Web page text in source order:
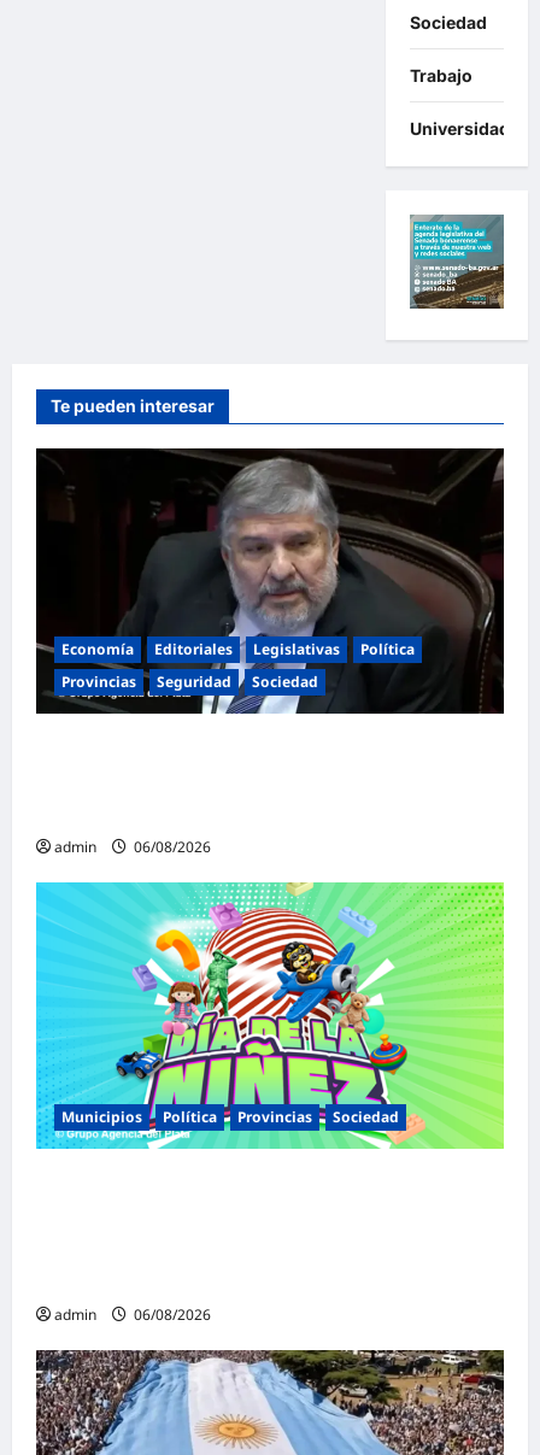
Sociedad
Trabajo
Universidades
Te pueden interesar
Economía Editoriales Legislativas
Política
Provincias
Seguridad Sociedad
admin 06/08/2026
Municipios Política Provincias Sociedad
admin 06/08/2026